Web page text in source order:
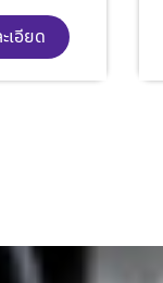
เอียด